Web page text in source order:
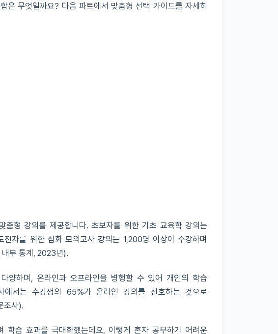
은 무엇일까요? 다음 파트에서 맞춤형 선택 가이드를 자세히
춤형 강의를 제공합니다. 초보자를 위한 기초 교육학 강의는
자를 위한 심화 모의고사 강의는 1,200명 이상이 수강하며
내부 통계, 2023년).
양하며, 온라인과 오프라인을 병행할 수 있어 개인의 학습
서는 수강생의 65%가 온라인 강의를 선호하는 것으로
조사).
학습 효과를 극대화했는데요, 이렇게 혼자 공부하기 어려운